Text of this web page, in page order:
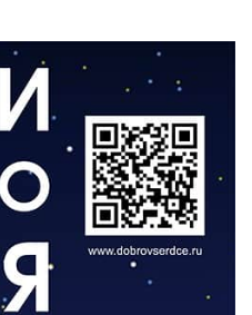
16 станций
области
к